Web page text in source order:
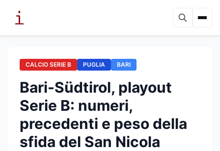
CALCIO SERIE B PUGLIA BARI
Bari-Südtirol, playout
Serie B: numeri,
precedenti e peso della
sfida del San Nicola